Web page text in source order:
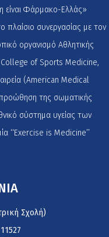
είναι Φάρμακο-Ελλάς»
πλαίσιο συνεργασίας με τον
οργανισμό Αθλητικής
College of Sports Medicine,
(American Medical
της σωματικής
σύστημα υγείας των
‘‘Exercise is Medicine’’
Σχολή)